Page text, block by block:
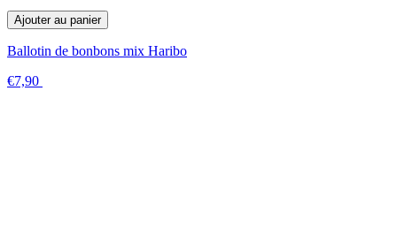
Ajouter au panier
Ballotin de bonbons mix Haribo
€7,90